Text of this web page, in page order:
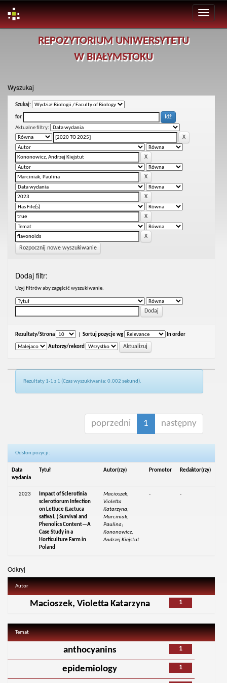
REPOZYTORIUM UNIWERSYTETU
W BIAŁYMSTOKU
Wyszukaj
Szukaj:
for
Aktualne filtry:
Rozpocznij nowe wyszukiwanie
Dodaj filtr:
Uzyj filtrów aby zagęścić wyszukiwanie.
Rezultaty/Strona Sortuj pozycje wg In order
Autorzy/rekord
Rezultaty 1-1 z 1 (Czas wyszukiwania: 0.002 sekund).
poprzedni 1 następny
Odsłon pozycji:
Data
wydania
Tytuł Autor(rzy) Promotor Redaktor(rzy)
2023
Impact of Sclerotinia
sclerotiorum Infection
on Lettuce (Lactuca
sativa L.) Survival and
Phenolics Content—A
Case Study in a
Horticulture Farm in
Poland
Macioszek,
Violetta
Katarzyna;
Marciniak,
Paulina;
Kononowicz,
Andrzej Kiejstut
- -
Odkryj
Autor
1
Macioszek, Violetta Katarzyna
Temat
1
anthocyanins
1
epidemiology